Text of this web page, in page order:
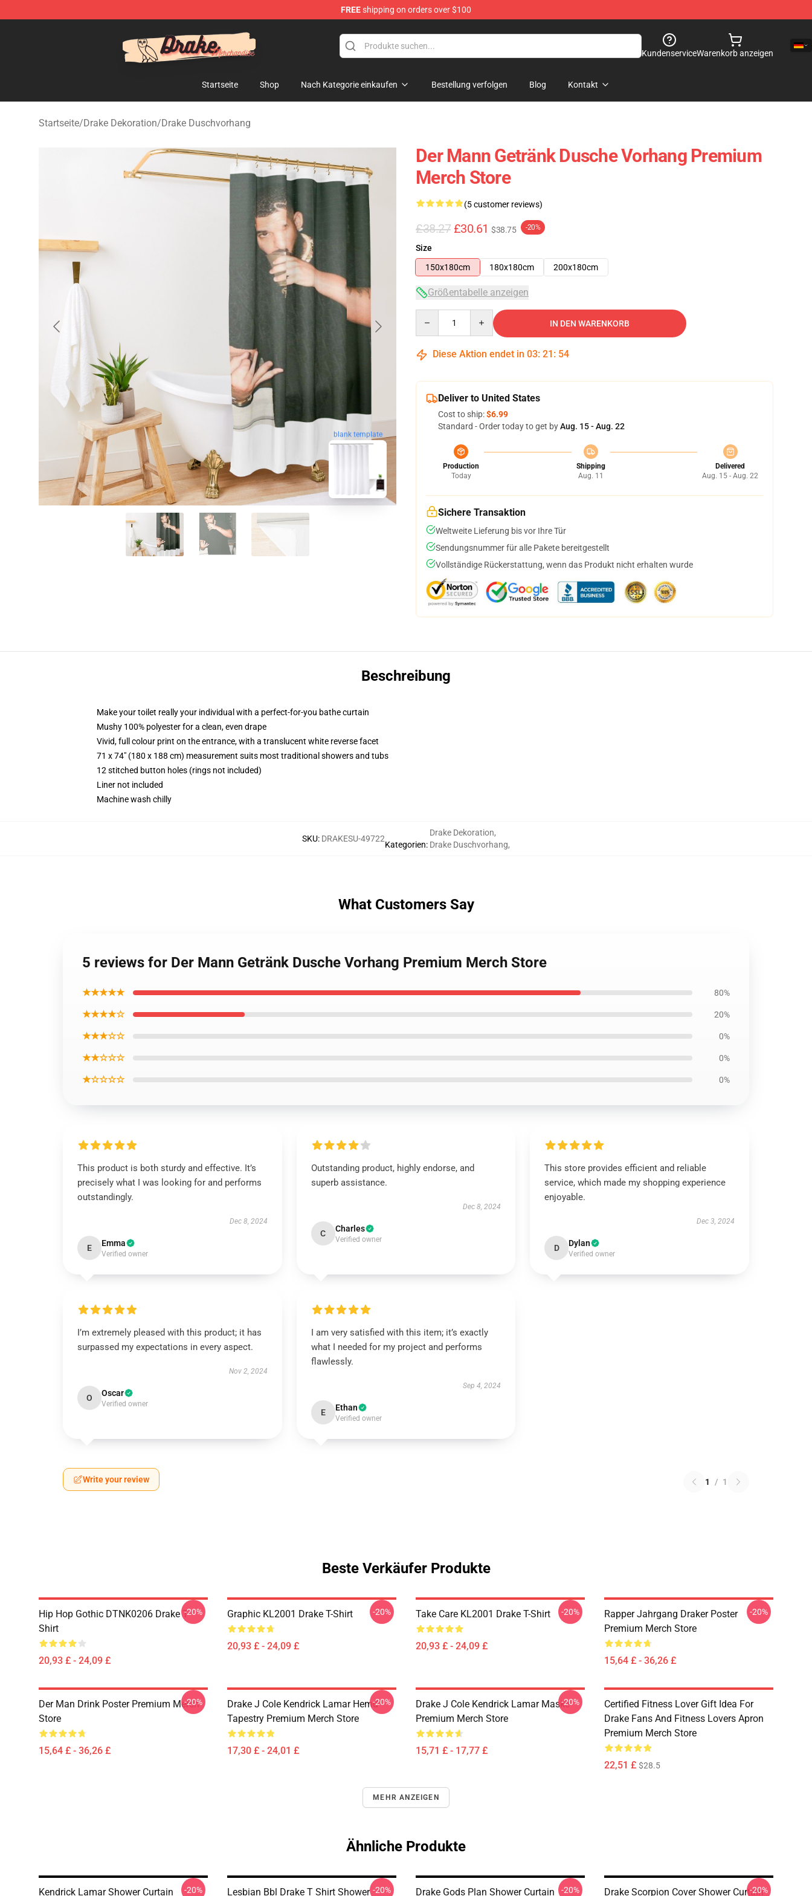
FREEshipping on orders over $100
KundenserviceWarenkorb anzeigen
Startseite Shop Nach Kategorie einkaufen Bestellung verfolgen Blog Kontakt
Startseite/Drake Dekoration/Drake Duschvorhang
blank template
Der Mann Getränk Dusche Vorhang Premium
Merch Store
(5 customer reviews)
£38.27 £30.61 $38.75 -20%
Size
150x180cm
180x180cm 200x180cm
Größentabelle anzeigen
IN DEN WARENKORB
Diese Aktion endet in 03: 21 : 53
Deliver to United States
Cost to ship:$6.99
Standard - Order today to get byAug. 15 - Aug. 22
Production
Today
Shipping
Aug. 11
Delivered
Aug. 15 - Aug. 22
Sichere Transaktion
Weltweite Lieferung bis vor Ihre Tür
Sendungsnummer für alle Pakete bereitgestellt
Vollständige Rückerstattung, wenn das Produkt nicht erhalten wurde
Beschreibung
Make your toilet really your individual with a perfect-for-you bathe curtain
Mushy 100% polyester for a clean, even drape
Vivid, full colour print on the entrance, with a translucent white reverse facet
71 x 74" (180 x 188 cm) measurement suits most traditional showers and tubs
12 stitched button holes (rings not included)
Liner not included
Machine wash chilly
SKU: DRAKESU-49722
Kategorien:
Drake Dekoration,
Drake Duschvorhang,
What Customers Say
5 reviews for Der Mann Getränk Dusche Vorhang Premium Merch Store
★★★★★ 80%
★★★★☆ 20%
★★★☆☆ 0%
★★☆☆☆ 0%
★☆☆☆☆ 0%
This product is both sturdy and effective. It’s
precisely what I was looking for and performs
outstandingly.
Dec 8, 2024
E Emma
Verified owner
Outstanding product, highly endorse, and
superb assistance.
Dec 8, 2024
C Charles
Verified owner
This store provides efficient and reliable
service, which made my shopping experience
enjoyable.
Dec 3, 2024
D Dylan
Verified owner
I’m extremely pleased with this product; it has
surpassed my expectations in every aspect.
Nov 2, 2024
O Oscar
Verified owner
I am very satisfied with this item; it’s exactly
what I needed for my project and performs
flawlessly.
Sep 4, 2024
E Ethan
Verified owner
Write your review 1 / 1
Beste Verkäufer Produkte
Hip Hop Gothic DTNK0206 Drake T-
Shirt
20,93 £ - 24,09 £
-20% Graphic KL2001 Drake T-Shirt
20,93 £ - 24,09 £
-20% Take Care KL2001 Drake T-Shirt
20,93 £ - 24,09 £
-20%
Rapper Jahrgang Draker Poster
Premium Merch Store
15,64 £ - 36,26 £
-20%
Der Man Drink Poster Premium Merch
Store
15,64 £ - 36,26 £
-20%
Drake J Cole Kendrick Lamar Hemd
Tapestry Premium Merch Store
17,30 £ - 24,01 £
-20%
Drake J Cole Kendrick Lamar Maske
Premium Merch Store
15,71 £ - 17,77 £
-20%
Certified Fitness Lover Gift Idea For
Drake Fans And Fitness Lovers Apron
Premium Merch Store
22,51 £ $28.5
MEHR ANZEIGEN
Ähnliche Produkte
Kendrick Lamar Shower Curtain
-20%
Lesbian Bbl Drake T Shirt Shower -20%
Drake Gods Plan Shower Curtain
-20%
Drake Scorpion Cover Shower Curtain
-20%